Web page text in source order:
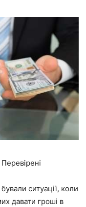
ситуації, коли
давати гроші в